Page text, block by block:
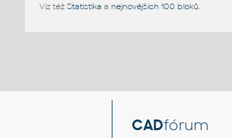
Viz též Statistika a nejnovějších 100 bloků.
CADfórum